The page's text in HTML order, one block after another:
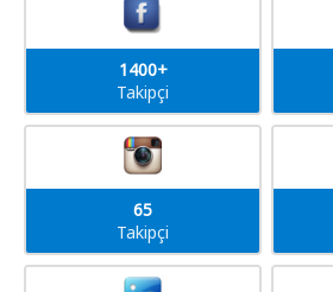
1400+
Takipçi
65
Takipçi